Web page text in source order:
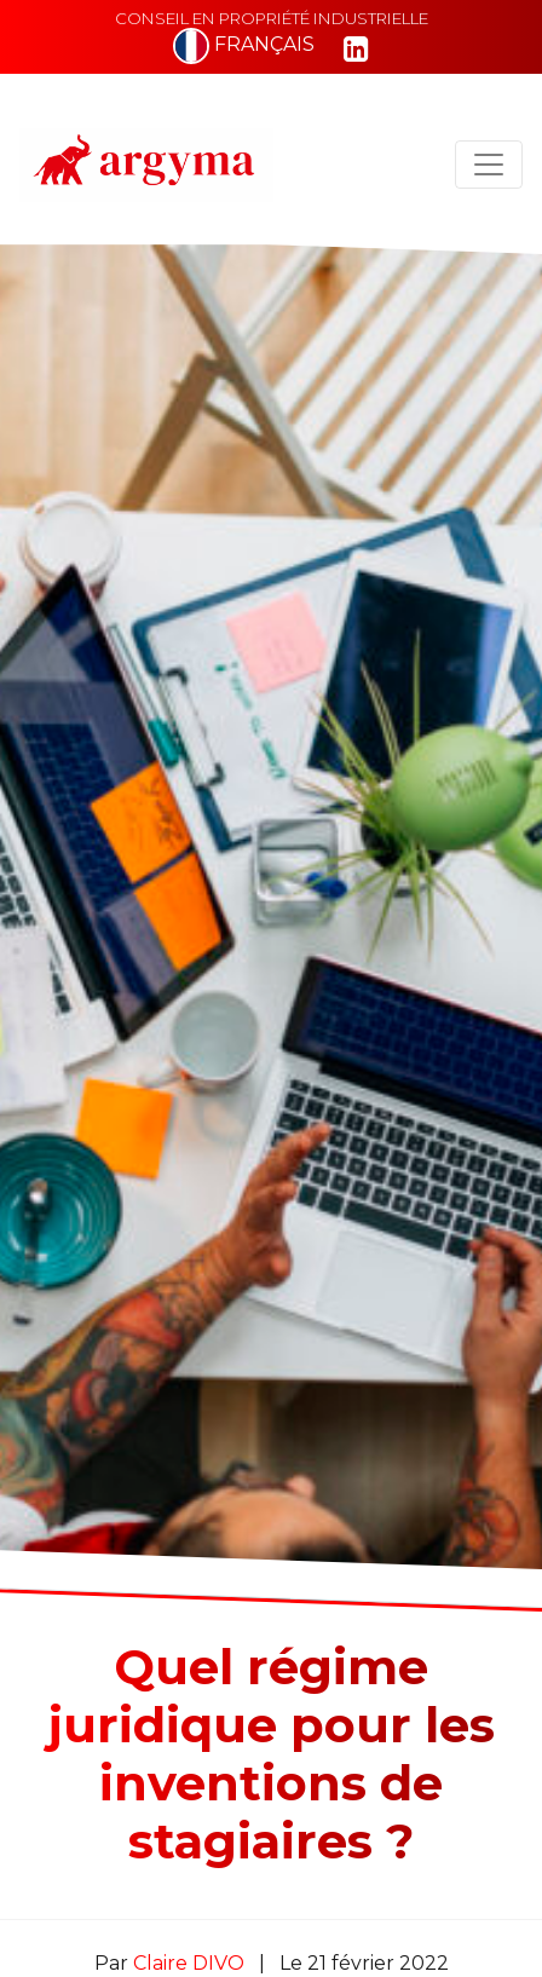
CONSEIL EN PROPRIÉTÉ INDUSTRIELLE
FRANÇAIS
Main Navigation
Quel régime
juridique pour les
inventions de
stagiaires ?
Par Claire DIVO Le 21 février 2022